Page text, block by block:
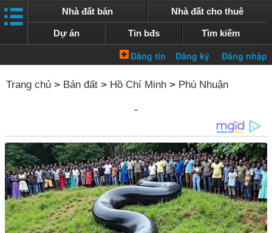
Nhà đất bán Nhà đất cho thuê
Dự án Tin bđs Tìm kiếm
Trang chủ > Bán đất > Hồ Chí Minh > Phú Nhuận